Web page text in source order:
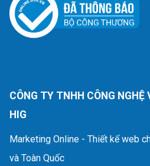
CÔNG TY TNHH CÔNG NGHỆ
HIG
Marketing Online - Thiết kế web
và Toàn Quốc